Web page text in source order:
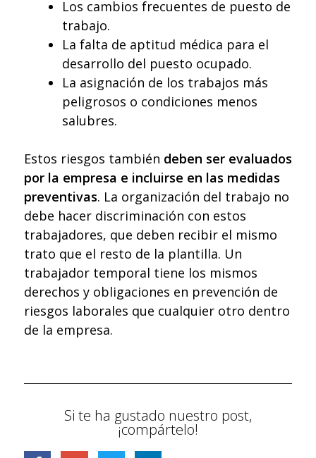
Los cambios frecuentes de puesto de
trabajo.
La falta de aptitud médica para el
desarrollo del puesto ocupado.
La asignación de los trabajos más
peligrosos o condiciones menos
salubres.
Estos riesgos también deben ser evaluados
por la empresa e incluirse en las medidas
preventivas. La organización del trabajo no
debe hacer discriminación con estos
trabajadores, que deben recibir el mismo
trato que el resto de la plantilla. Un
trabajador temporal tiene los mismos
derechos y obligaciones en prevención de
riesgos laborales que cualquier otro dentro
de la empresa.
Si te ha gustado nuestro post,
¡compártelo!